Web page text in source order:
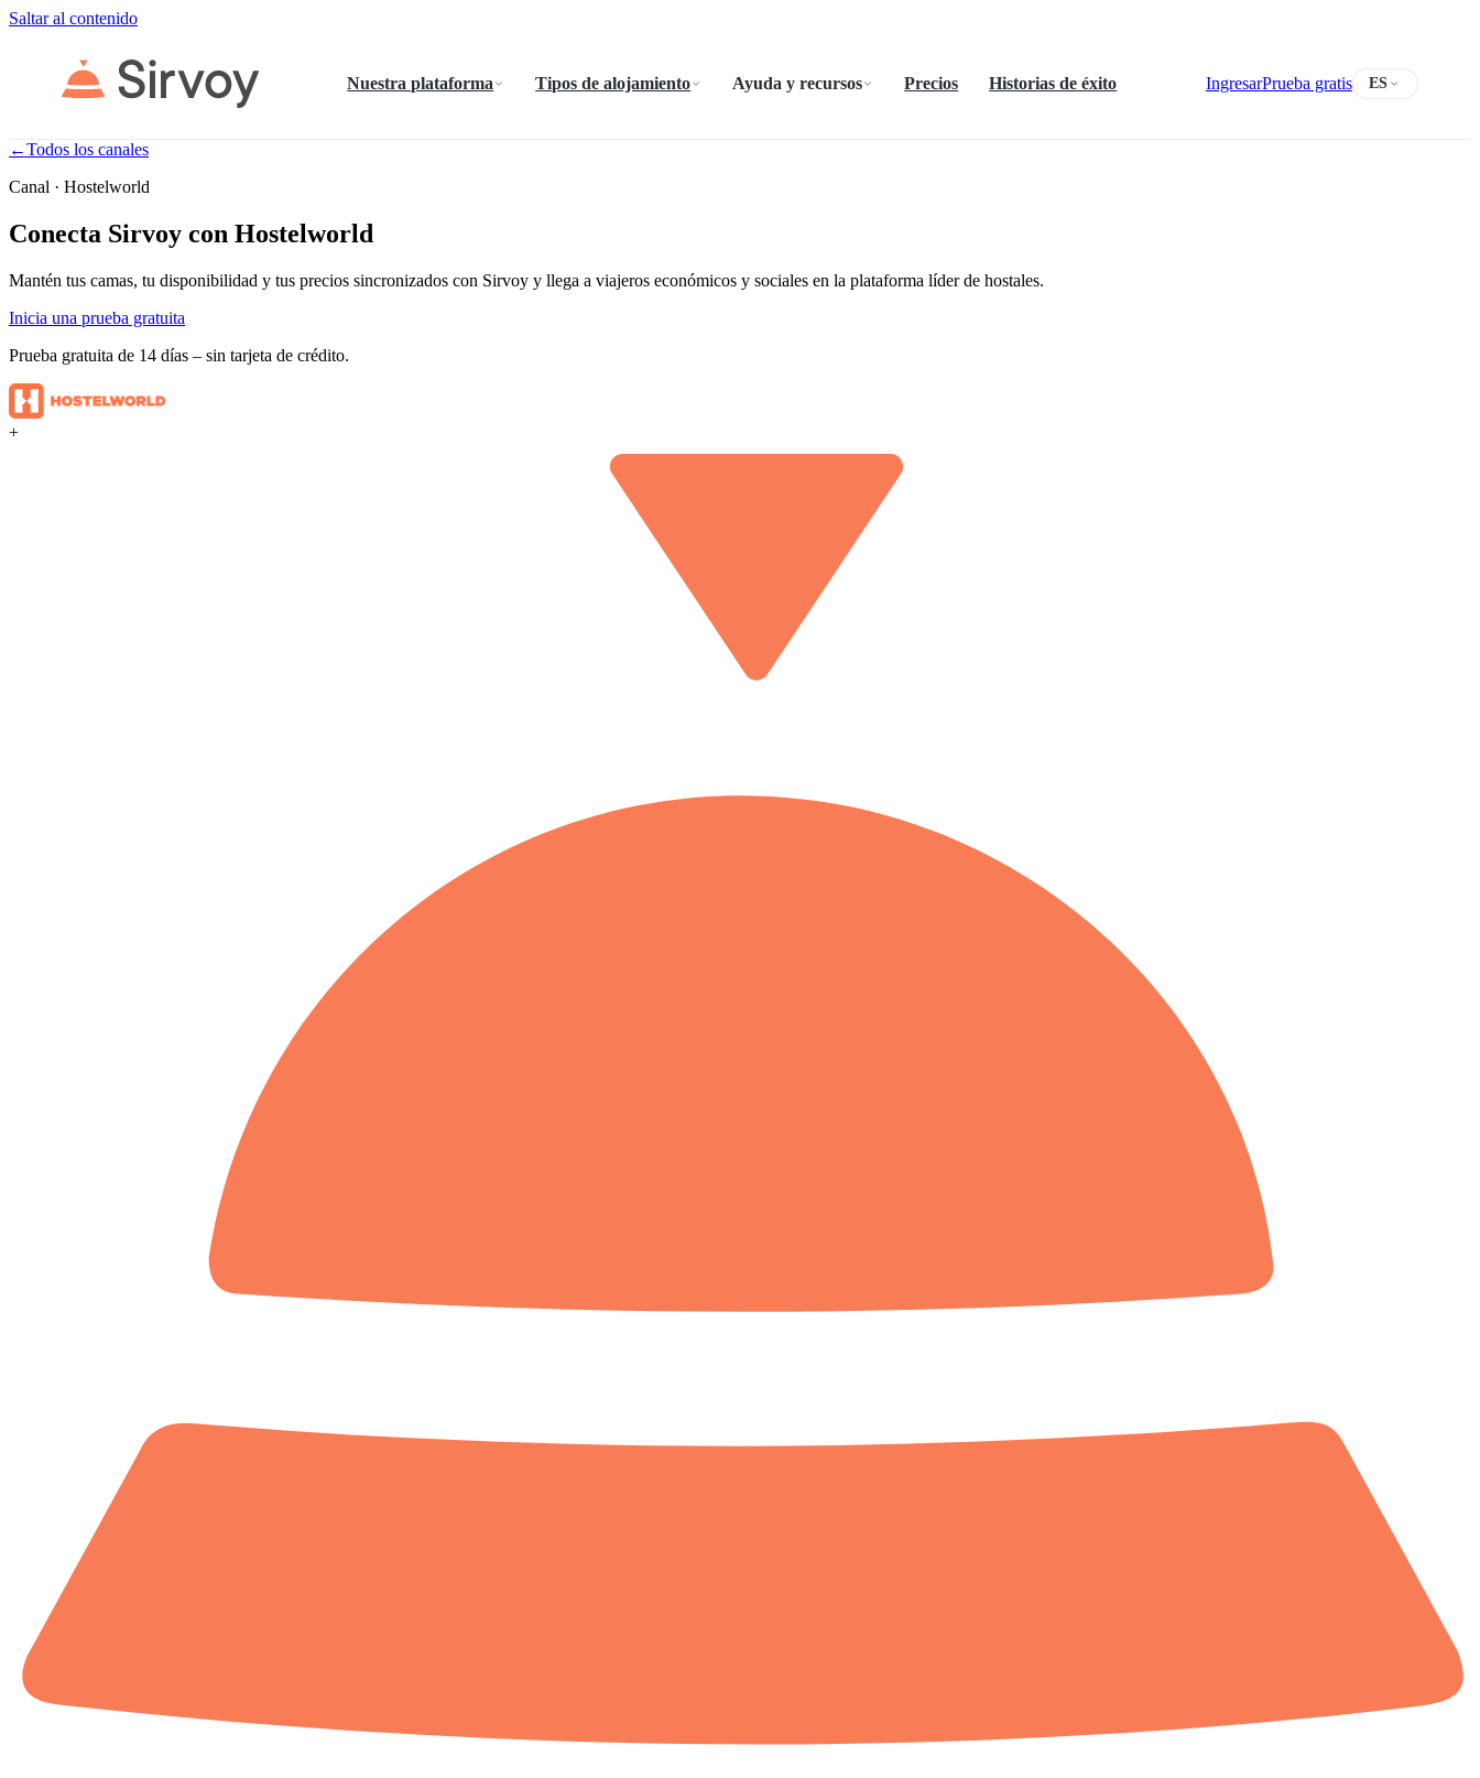
Saltar al contenido
Nuestra plataforma Tipos de alojamiento Ayuda y recursos Precios Historias de éxito IngresarPrueba gratis ES
←Todos los canales
Canal · Hostelworld
Conecta Sirvoy con Hostelworld
Mantén tus camas, tu disponibilidad y tus precios sincronizados con Sirvoy y llega a viajeros económicos y sociales en la plataforma líder de hostales.
Inicia una prueba gratuita
Prueba gratuita de 14 días – sin tarjeta de crédito.
+